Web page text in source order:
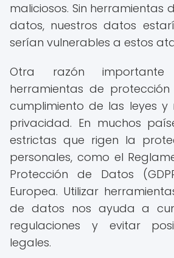
maliciosos. Sin herramientas
datos, nuestros datos
serían vulnerables a estos
Otra razón
herramientas de
cumplimiento de las leyes y
privacidad. En muchos
estrictas que rigen la
personales, como el
Protección de Datos
Europea. Utilizar
de datos nos ayuda a
regulaciones y evitar
legales.